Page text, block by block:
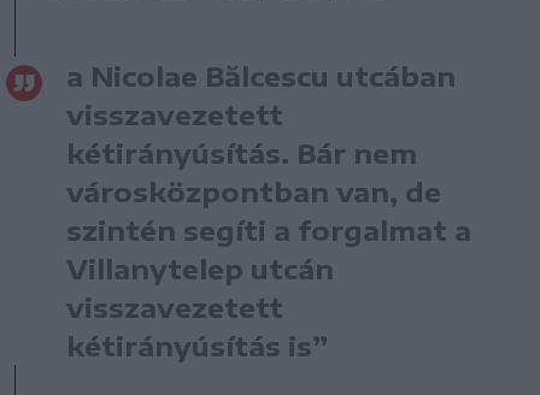
a Nicolae Bălcescu utcában
visszavezetett
kétirányúsítás. Bár nem
városközpontban van, de
szintén segíti a forgalmat a
Villanytelep utcán
visszavezetett
kétirányúsítás is”